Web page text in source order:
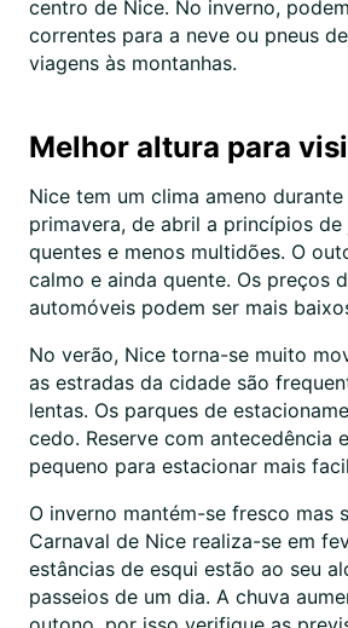
centro de Nice. No inverno,
correntes para a neve ou pneus
viagens às montanhas.
Melhor altura para
Nice tem um clima ameno
primavera, de abril a princípios
quentes e menos multidões. O
calmo e ainda quente. Os preços
automóveis podem ser mais
No verão, Nice torna-se muito
as estradas da cidade são
lentas. Os parques de
cedo. Reserve com antecedência
pequeno para estacionar mais
O inverno mantém-se fresco mas
Carnaval de Nice realiza-se em
estâncias de esqui estão ao seu
passeios de um dia. A chuva